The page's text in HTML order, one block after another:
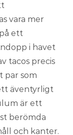
vara mer
ett
i havet
tacos precis
par som
äventyrligt
är ett
berömda
och kanter.